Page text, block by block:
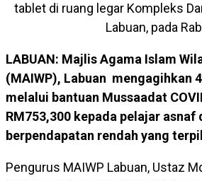
tablet di ruang legar Kompleks
Labuan, pada
LABUAN: Majlis Agama Islam
(MAIWP), Labuan mengagihkan
melalui bantuan Mussaadat
RM753,300 kepada pelajar asnaf
berpendapatan rendah yang
Pengurus MAIWP Labuan, Ustaz